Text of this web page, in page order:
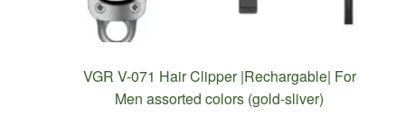
VGR V-071 Hair Clipper |Rechargable| For
Men assorted colors (gold-sliver)